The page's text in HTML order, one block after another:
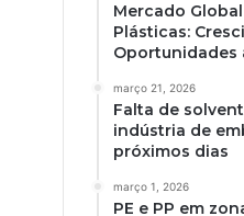
Mercado
Plásticas:
Oportunidades
março 21, 2026
Falta de
indústria de
próximos dias
março 1, 2026
PE e PP em